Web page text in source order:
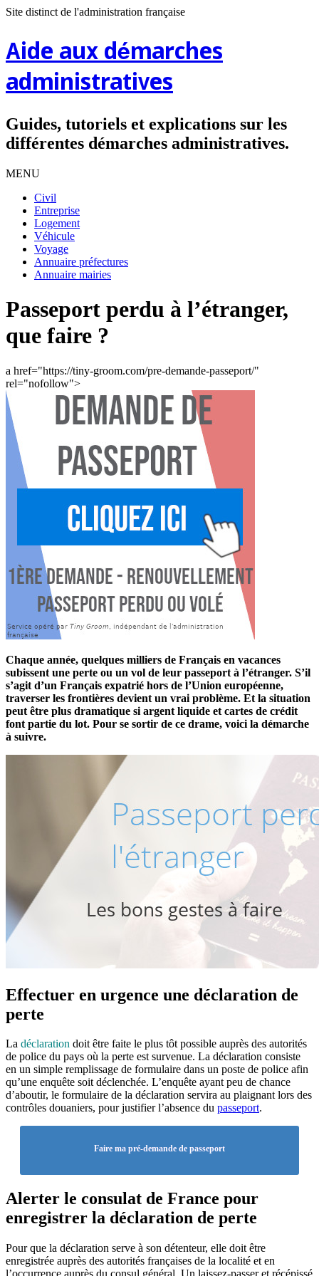
Site distinct de l'administration française
Aide aux démarches
administratives
Guides, tutoriels et explications sur les
différentes démarches administratives.
MENU
Civil
Entreprise
Logement
Véhicule
Voyage
Annuaire préfectures
Annuaire mairies
Passeport perdu à l’étranger,
que faire ?
a href="https://tiny-groom.com/pre-demande-passeport/"
rel="nofollow">
Chaque année, quelques milliers de Français en vacances
subissent une perte ou un vol de leur passeport à l’étranger. S’il
s’agit d’un Français expatrié hors de l’Union européenne,
traverser les frontières devient un vrai problème. Et la situation
peut être plus dramatique si argent liquide et cartes de crédit
font partie du lot. Pour se sortir de ce drame, voici la démarche
à suivre.
Effectuer en urgence une déclaration de
perte
La déclaration doit être faite le plus tôt possible auprès des autorités
de police du pays où la perte est survenue. La déclaration consiste
en un simple remplissage de formulaire dans un poste de police afin
qu’une enquête soit déclenchée. L’enquête ayant peu de chance
d’aboutir, le formulaire de la déclaration servira au plaignant lors des
contrôles douaniers, pour justifier l’absence du passeport.
Faire ma pré-demande de passeport
Alerter le consulat de France pour
enregistrer la déclaration de perte
Pour que la déclaration serve à son détenteur, elle doit être
enregistrée auprès des autorités françaises de la localité et en